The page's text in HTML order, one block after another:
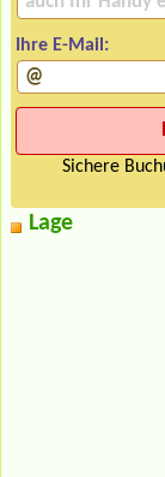
Ihre E-Mail:
Sichere
Lage